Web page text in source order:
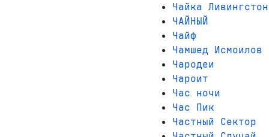
Чайка Ливингстон
ЧАЙНЫЙ
Чайф
Чамшед Исмоилов
Чародеи
Чароит
Час ночи
Час Пик
Частный Сектор